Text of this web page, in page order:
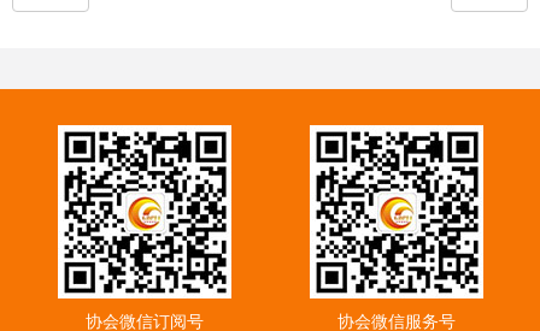
协会微信订阅号 协会微信服务号